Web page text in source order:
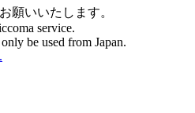
願いいたします。
service.
be used from Japan.